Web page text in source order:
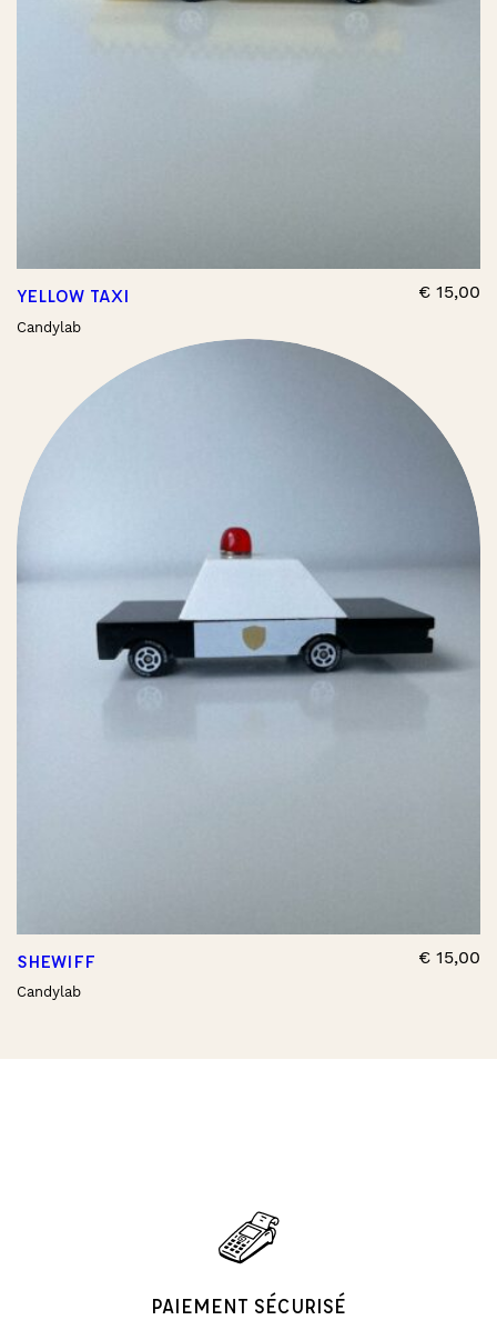
YELLOW TAXI
Candylab
€ 15,00
SHEWIFF
Candylab
€ 15,00
PAIEMENT SÉCURISÉ